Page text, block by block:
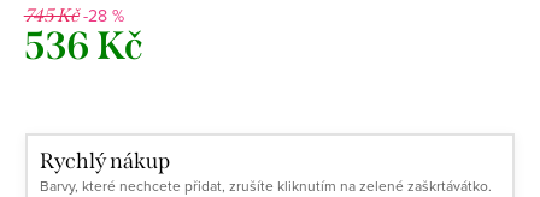
745 Kč-28 %
536 Kč
Rychlý nákup
Barvy, které nechcete přidat, zrušíte kliknutím na zelené zaškrtávátko.